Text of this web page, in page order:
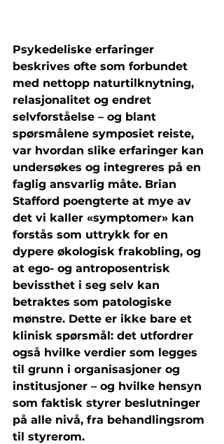
Psykedeliske erfaringer
beskrives ofte som forbundet
med nettopp naturtilknytning,
relasjonalitet og endret
selvforståelse – og blant
spørsmålene symposiet reiste,
var hvordan slike erfaringer kan
undersøkes og integreres på en
faglig ansvarlig måte. Brian
Stafford poengterte at mye av
det vi kaller «symptomer» kan
forstås som uttrykk for en
dypere økologisk frakobling, og
at ego- og antroposentrisk
bevissthet i seg selv kan
betraktes som patologiske
mønstre. Dette er ikke bare et
klinisk spørsmål: det utfordrer
også hvilke verdier som legges
til grunn i organisasjoner og
institusjoner – og hvilke hensyn
som faktisk styrer beslutninger
på alle nivå, fra behandlingsrom
til styrerom.